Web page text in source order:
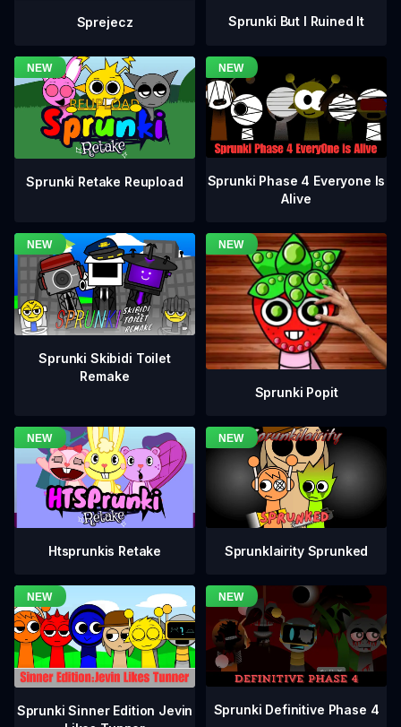
Sprejecz Sprunki But I Ruined It
Sprunki Retake Reupload
Sprunki Phase 4 Everyone Is
Alive
Sprunki Skibidi Toilet
Remake
Sprunki Popit
Htsprunkis Retake Sprunklairity Sprunked
Sprunki Sinner Edition Jevin
Sprunki Definitive Phase 4